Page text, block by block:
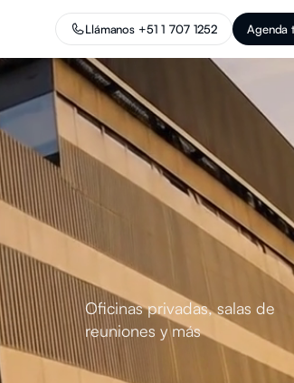
Llámanos +51 1 707 1252 Agenda
Oficinas privadas, salas de
reuniones y más